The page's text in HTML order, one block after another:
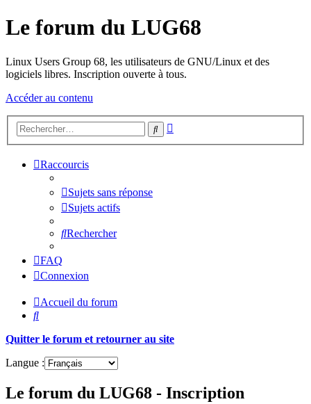
Le forum du LUG68
Linux Users Group 68, les utilisateurs de GNU/Linux et des
logiciels libres. Inscription ouverte à tous.
Accéder au contenu
Rechercher
Raccourcis
Sujets sans réponse
Sujets actifs
Rechercher
FAQ
Connexion
Accueil du forum
Rechercher
Quitter le forum et retourner au site
Langue :
Le forum du LUG68 - Inscription